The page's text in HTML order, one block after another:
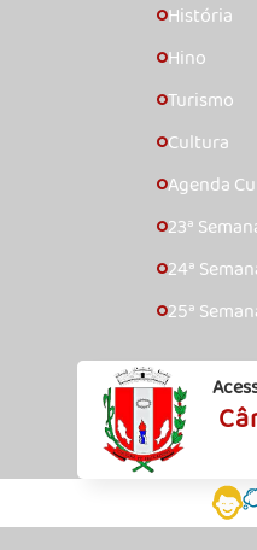
🞇História
🞇Hino
🞇Turismo
🞇Cultura
🞇Agenda
🞇23ª
🞇24ª
🞇25ª